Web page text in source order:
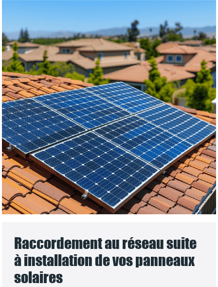
Raccordement au réseau suite
à installation de vos panneaux
solaires